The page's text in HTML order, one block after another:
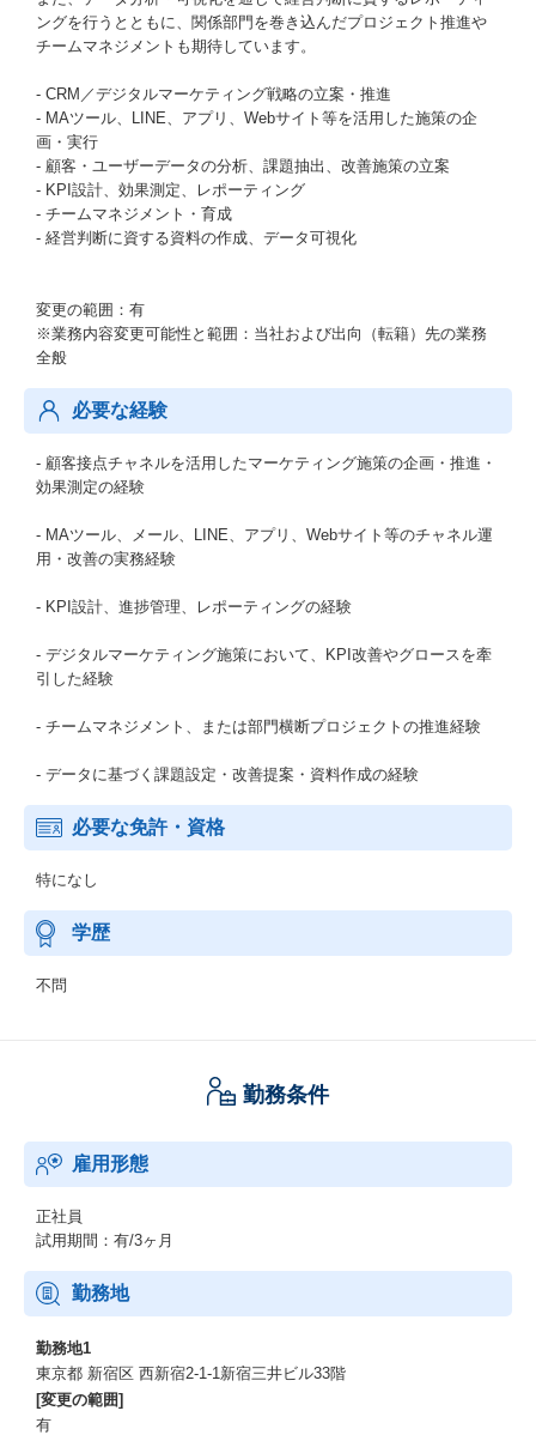
ングを行うとともに、関係部門を巻き込んだプロジェクト推進や
チームマネジメントも期待しています。
- CRM／デジタルマーケティング戦略の立案・推進
- MAツール、LINE、アプリ、Webサイト等を活用した施策の企
画・実行
- 顧客・ユーザーデータの分析、課題抽出、改善施策の立案
- KPI設計、効果測定、レポーティング
- チームマネジメント・育成
- 経営判断に資する資料の作成、データ可視化
変更の範囲：有
※業務内容変更可能性と範囲：当社および出向（転籍）先の業務
全般
必要な経験
- 顧客接点チャネルを活用したマーケティング施策の企画・推進・
効果測定の経験
- MAツール、メール、LINE、アプリ、Webサイト等のチャネル運
用・改善の実務経験
- KPI設計、進捗管理、レポーティングの経験
- デジタルマーケティング施策において、KPI改善やグロースを牽
引した経験
- チームマネジメント、または部門横断プロジェクトの推進経験
- データに基づく課題設定・改善提案・資料作成の経験
必要な免許・資格
特になし
学歴
不問
勤務条件
雇用形態
正社員
試用期間：有/3ヶ月
勤務地
勤務地1
東京都 新宿区 西新宿2-1-1新宿三井ビル33階
[変更の範囲]
有